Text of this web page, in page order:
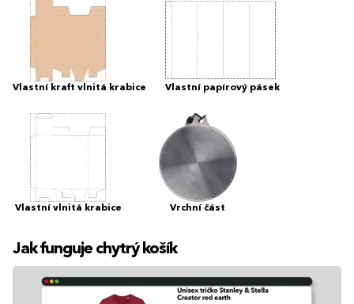
Vlastní kraft vlnitá krabice Vlastní papírový pásek
Vlastní vlnitá krabice Vrchní část
Jak funguje chytrý košík